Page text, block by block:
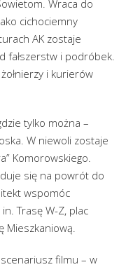
Wraca do
cichociemny
AK zostaje
fałszerstw i podróbek.
i kurierów
tylko można –
W niewoli zostaje
Komorowskiego.
się na powrót do
wspomóc
Trasę W-Z, plac
Mieszkaniową.
filmu – w